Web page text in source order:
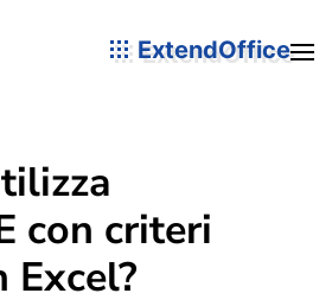
ExtendOffice
con criteri